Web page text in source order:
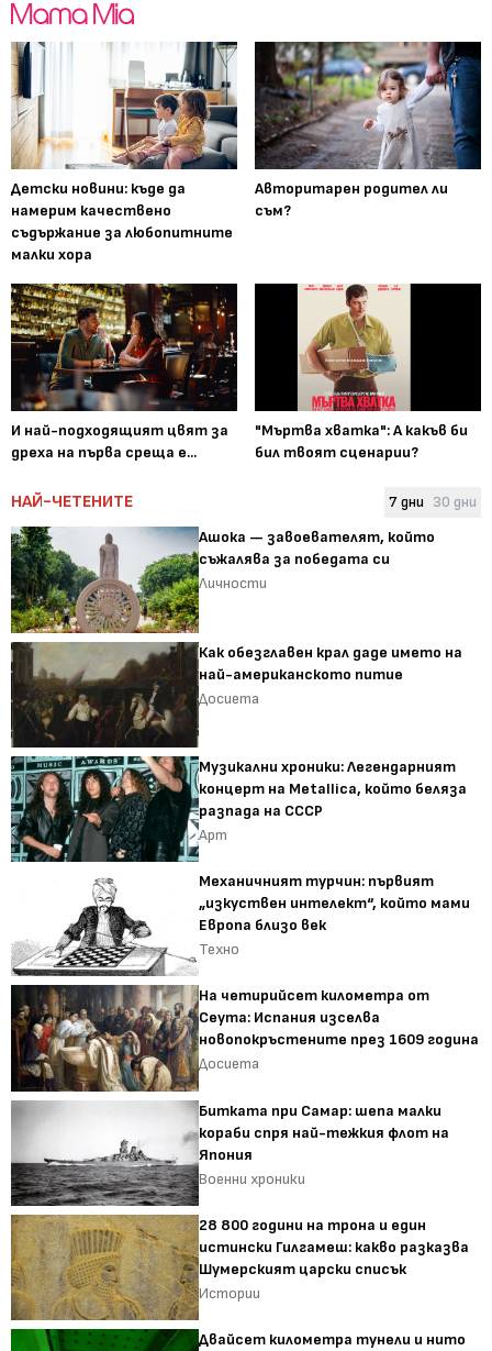
Детски новини: къде да
намерим качествено
съдържание за любопитните
малки хора
Авторитарен родител ли
съм?
И най-подходящият цвят за
дреха на първа среща е...
"Мъртва хватка": А какъв би
бил твоят сценарии?
НАЙ-ЧЕТЕНИТЕ 7 дни 30 дни
Ашока — завоевателят, който
съжалява за победата си
Личности
Как обезглавен крал даде името на
най-американското питие
Досиета
Музикални хроники: Легендарният
концерт на Metallica, който беляза
разпада на СССР
Арт
Механичният турчин: първият
„изкуствен интелект“, който мами
Европа близо век
Техно
На четирийсет километра от
Сеута: Испания изселва
новопокръстените през 1609 година
Досиета
Битката при Самар: шепа малки
кораби спря най-тежкия флот на
Япония
Военни хроники
28 800 години на трона и един
истински Гилгамеш: какво разказва
Шумерският царски списък
Истории
Двайсет километра тунели и нито